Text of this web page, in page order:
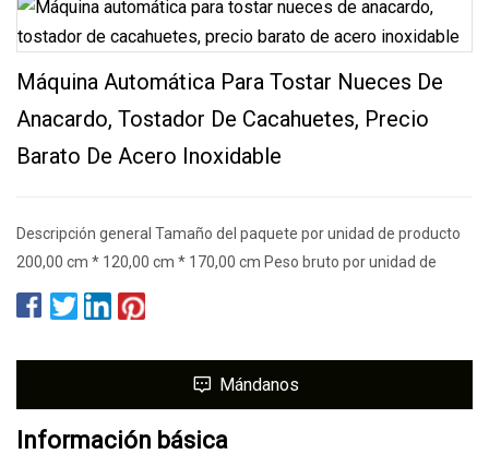
Máquina Automática Para Tostar Nueces De
Anacardo, Tostador De Cacahuetes, Precio
Barato De Acero Inoxidable
Descripción general Tamaño del paquete por unidad de producto
200,00 cm * 120,00 cm * 170,00 cm Peso bruto por unidad de
Mándanos
Información básica